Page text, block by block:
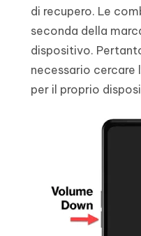
di recupero. Le
seconda della
dispositivo.
necessario
per il proprio